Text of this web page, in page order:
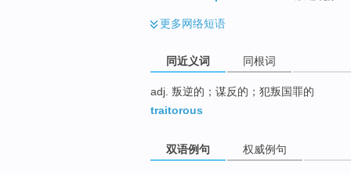
更多网络短语
同近义词 同根词
adj. 叛逆的；谋反的；犯叛国罪的
traitorous
双语例句 权威例句